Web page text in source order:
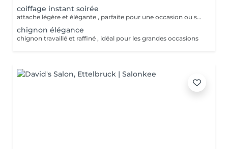
coiffage instant soirée
attache légère et élégante , parfaite pour une occasion ou soirée chic
chignon élégance
chignon travaillé et raffiné , idéal pour les grandes occasions